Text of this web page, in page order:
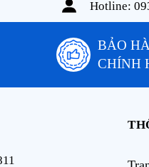
Hotline:
BẢO
CHÍNH